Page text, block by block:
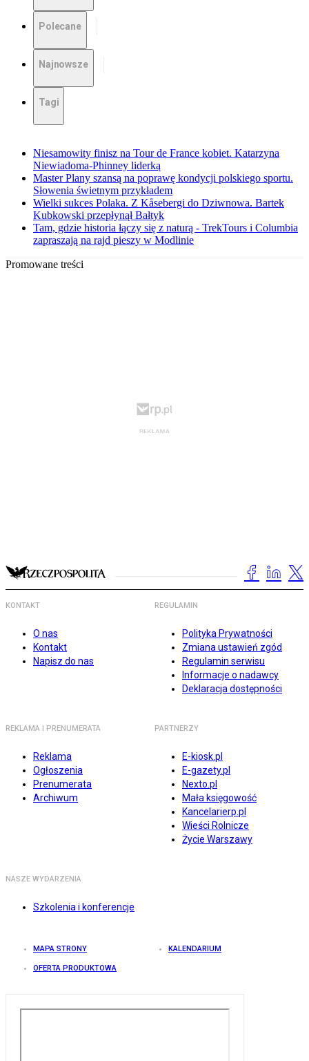
Polecane
Najnowsze
Tagi
Niesamowity finisz na Tour de France kobiet. Katarzyna
Niewiadoma-Phinney liderką
Master Plany szansą na poprawę kondycji polskiego sportu.
Słowenia świetnym przykładem
Wielki sukces Polaka. Z Kåsebergi do Dziwnowa. Bartek
Kubkowski przepłynął Bałtyk
Tam, gdzie historia łączy się z naturą - TrekTours i Columbia
zapraszają na rajd pieszy w Modlinie
Promowane treści
KONTAKT
O nas
Kontakt
Napisz do nas
REGULAMIN
Polityka Prywatności
Zmiana ustawień zgód
Regulamin serwisu
Informacje o nadawcy
Deklaracja dostępności
REKLAMA I PRENUMERATA
Reklama
Ogłoszenia
Prenumerata
Archiwum
PARTNERZY
E-kiosk.pl
E-gazety.pl
Nexto.pl
Mała księgowość
Kancelarierp.pl
Wieści Rolnicze
Życie Warszawy
NASZE WYDARZENIA
Szkolenia i konferencje
MAPA STRONY KALENDARIUM
OFERTA PRODUKTOWA